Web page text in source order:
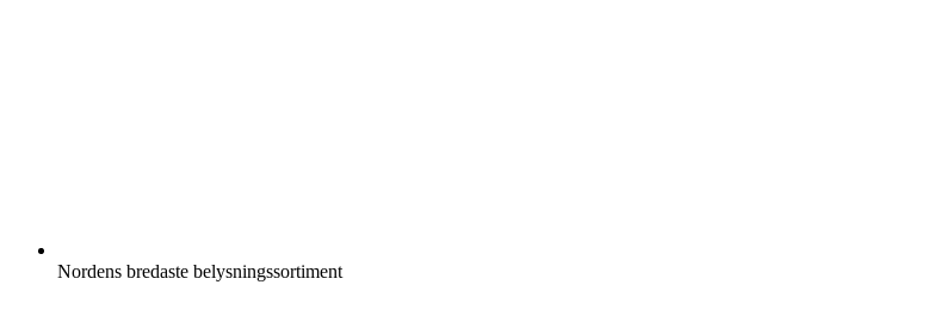
Nordens bredaste belysningssortiment